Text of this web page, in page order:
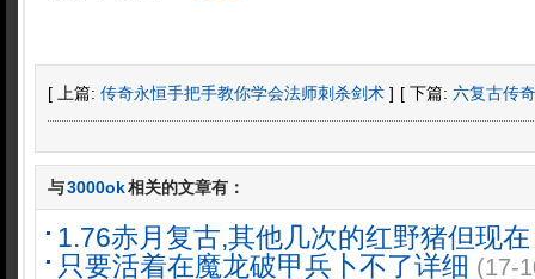
[ 上篇: 传奇永恒手把手教你学会法师刺杀剑术 ] [ 下篇: 六复古传
与3000ok相关的文章有：
1.76赤月复古,其他几次的红野猪但现在
只要活着在魔龙破甲兵卜不了详细 (17-